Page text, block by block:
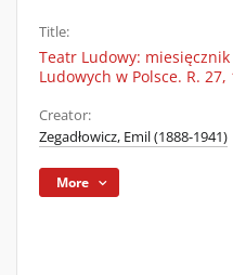
Title:
Teatr Ludowy:
Ludowych w Polsce. R.
Creator:
Zegadłowicz, Emil (1888-1941)
More